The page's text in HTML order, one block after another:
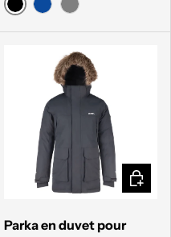
BLACK
OPTIONS
Parka en duvet pour